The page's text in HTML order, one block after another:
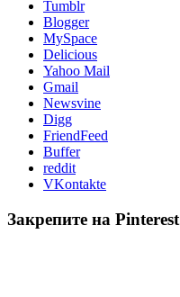
Tumblr
Blogger
MySpace
Delicious
Yahoo Mail
Gmail
Newsvine
Digg
FriendFeed
Buffer
reddit
VKontakte
Закрепите на Pinterest